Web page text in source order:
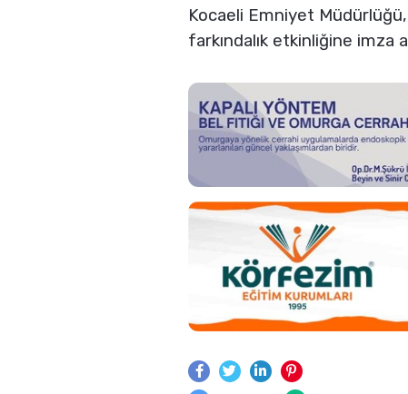
Kocaeli Emniyet
farkındalık etkinliğine imza